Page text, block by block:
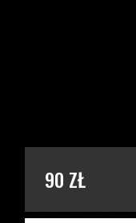
90 ZŁ
PODAJ KWOTĘ